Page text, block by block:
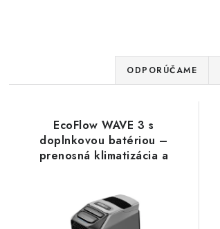
R
a
d
e
i
ODPORÚČAME
EcoFlow WAVE 3 s
doplnkovou batériou –
prenosná klimatizácia a